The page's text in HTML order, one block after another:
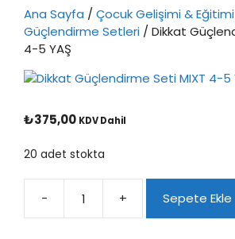
Ana Sayfa / Çocuk Gelişimi & Eğitimi
Güçlendirme Setleri / Dikkat
4-5 YAŞ
₺375,00 KDV Dahil
20 adet stokta
-
Dikkat
Güçlendirme
+ Sepete Ekle